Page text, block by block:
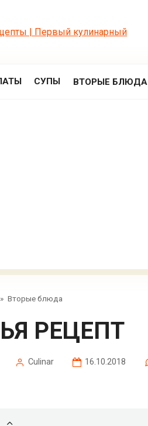
СУПЫ ВТОРЫЕ БЛЮДА
» Вторые блюда
РЕЦЕПТ
Сulinar 16.10.2018